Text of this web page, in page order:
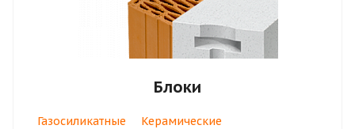
Блоки
Газосиликатные
Керамические